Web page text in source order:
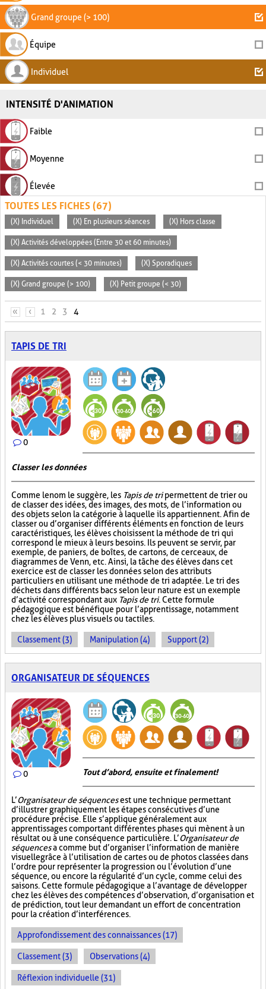
Grand groupe (> 100)
Équipe
Individuel
INTENSITÉ D'ANIMATION
Faible
Moyenne
Élevée
TOUTES LES FICHES (67)
(X) Individuel (X) En plusieurs séances (X) Hors classe
(X) Activités développées (Entre 30 et 60 minutes)
(X) Activités courtes (< 30 minutes) (X) Sporadiques
(X) Grand groupe (> 100) (X) Petit groupe (< 30)
PAGES
« ‹ 1 2 3 4
TAPIS DE TRI
0
Classer les données
Comme le nom le suggère, les Tapis de tripermettent de trier ou
de classer des idées, des images, des mots, de l’information ou
des objets selon la catégorie à laquelle ils appartiennent. Afin de
classer ou d’organiser différents éléments en fonction de leurs
caractéristiques, les élèves choisissent la méthode de tri qui
correspond le mieux à leurs besoins. Ils peuvent se servir, par
exemple, de paniers, de boîtes, de cartons, de cerceaux, de
diagrammes de Venn, etc. Ainsi, la tâche des élèves dans cet
exercice est de classer les données selon des attributs
particuliers en utilisant une méthode de tri adaptée. Le tri des
déchets dans différents bacs selon leur nature est un exemple
d’activité correspondant aux Tapis de tri. Cette formule
pédagogique est bénéfique pour l’apprentissage, notamment
chez les élèves plus visuels ou tactiles.
Classement (3) Manipulation (4) Support (2)
ORGANISATEUR DE SÉQUENCES
0 Tout d’abord, ensuite et finalement!
L’Organisateur de séquencesest une technique permettant
d’illustrer graphiquement les étapes consécutives d’une
procédure précise. Elle s’applique généralement aux
apprentissages comportant différentes phases qui mènent à un
résultat ou à une conséquence particulière. L’Organisateur de
séquencesa comme but d’organiser l’information de manière
visuellegrâce à l’utilisation de cartes ou de photos classées dans
l’ordre pour représenter la progression ou l’évolution d’une
séquence, ou encore la régularité d’un cycle, comme celui des
saisons. Cette formule pédagogique a l’avantage de développer
chez les élèves des compétences d’observation, d’organisation et
de prédiction, tout leur demandant un effort de concentration
pour la création d’interférences.
Approfondissement des connaissances (17)
Classement (3) Observations (4)
Réflexion individuelle (31)